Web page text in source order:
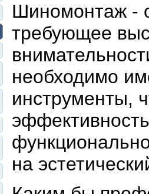
Шиномонтаж -
требующее
необходимо
инструменты,
на